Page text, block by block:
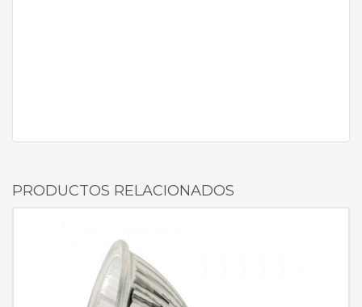
PRODUCTOS RELACIONADOS